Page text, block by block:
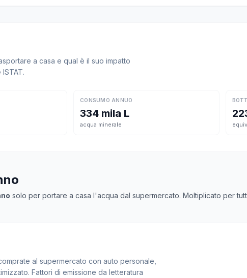
a casa e qual è il suo impatto
CONSUMO ANNUO
334 mila L
acqua minerale
solo per portare a casa l'acqua dal supermercato. Moltiplicato per
al supermercato con auto personale,
Fattori di emissione da letteratura